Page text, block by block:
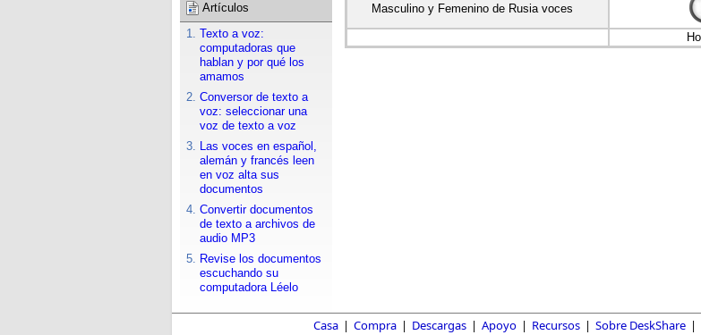
Artículos
Texto a voz:
computadoras que
hablan y por qué los
amamos
Conversor de texto a
voz: seleccionar una
voz de texto a voz
Las voces en español,
alemán y francés leen
en voz alta sus
documentos
Convertir documentos
de texto a archivos de
audio MP3
Revise los documentos
escuchando su
computadora Léelo
Masculino y Femenino de Rusia voces
Casa | Compra | Descargas | Apoyo | Recursos | Sobre DeskShare |